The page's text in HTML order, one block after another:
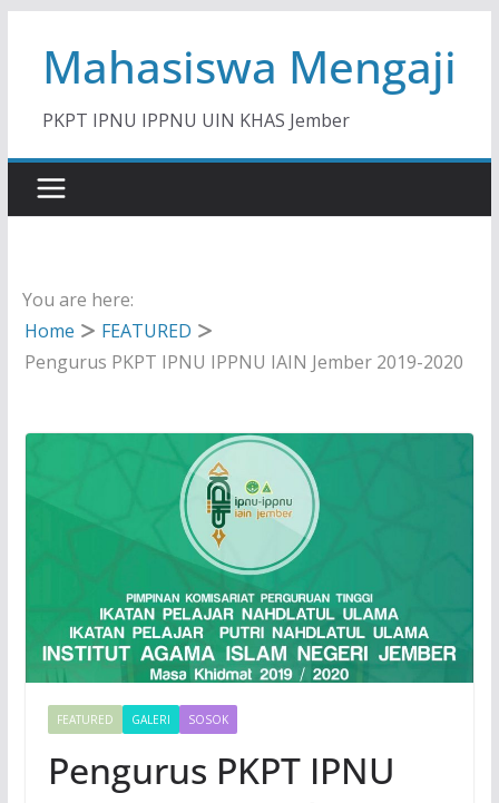
contentMahasiswa Mengaji
PKPT IPNU IPPNU UIN KHAS Jember
You are here:
Home
FEATURED
Pengurus PKPT IPNU IPPNU IAIN Jember 2019-2020
FEATURED GALERI SOSOK
Pengurus PKPT IPNU